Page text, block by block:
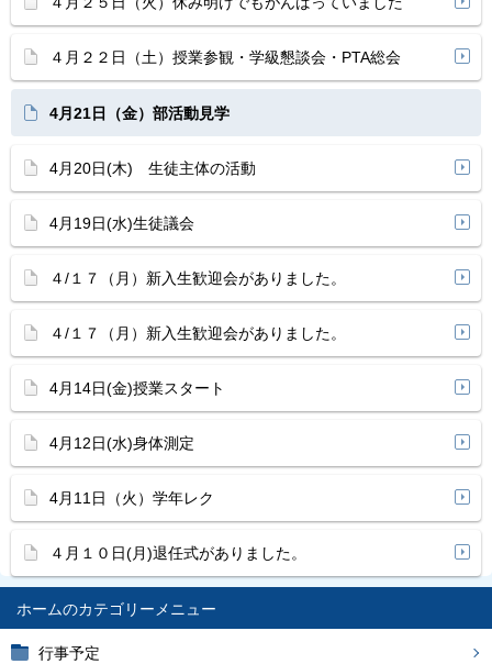
ホーム
行事予定
４月２２日（土）授業参観・学級懇談会・PTA総会
4月21日（金）部活動見学
4月20日(木) 生徒主体の活動
4月19日(水)生徒議会
４/１７（月）新入生歓迎会がありました。
４/１７（月）新入生歓迎会がありました。
4月14日(金)授業スタート
4月12日(水)身体測定
4月11日（火）学年レク
４月１０日(月)退任式がありました。